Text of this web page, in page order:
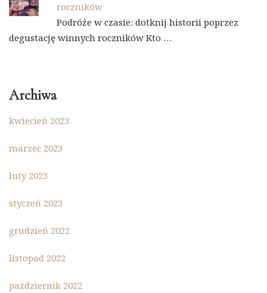
roczników
Podróże w czasie: dotknij historii poprzez
degustację winnych roczników Kto …
Archiwa
kwiecień 2023
marzec 2023
luty 2023
styczeń 2023
grudzień 2022
listopad 2022
październik 2022